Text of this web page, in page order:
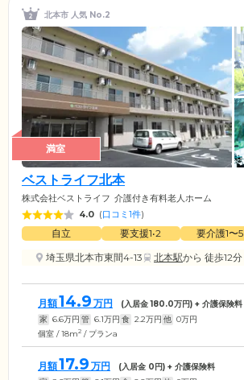
北本市 人気 No.2
満室
ベストライフ北本
株式会社ベストライフ 介護付き有料老人ホーム
4.0 (口コミ1件)
自立 要支援1•2 要介護1〜5
埼玉県北本市東間4-13
北本駅から 徒歩12分
月額14.9 万円 (入居金180.0万円) + 介護保険料
家 6.6万円 管 6.1万円 食 2.2万円 他 0万円
個室 / 18m2 / プランa
月額17.9 万円 (入居金 0円) + 介護保険料